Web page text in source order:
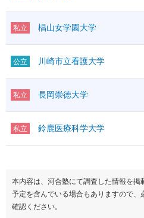
私立 椙山女学園大学
公立 川崎市立看護大学
私立 長岡崇徳大学
私立 鈴鹿医療科学大学
本内容は、河合塾にて調査した情報を
予定を含んでいる場合もありますので
確認ください。